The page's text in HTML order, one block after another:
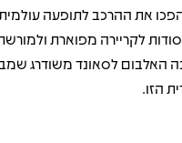
את ההרכב לתופעה
לקריירה מפוארת
זוכה האלבום לסאונד
הזו.